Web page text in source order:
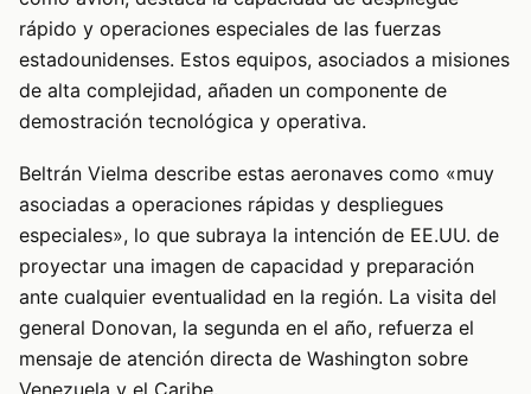
rápido y operaciones especiales de las fuerzas
estadounidenses. Estos equipos, asociados a misiones
de alta complejidad, añaden un componente de
demostración tecnológica y operativa.
Beltrán Vielma describe estas aeronaves como «muy
asociadas a operaciones rápidas y despliegues
especiales», lo que subraya la intención de EE.UU. de
proyectar una imagen de capacidad y preparación
ante cualquier eventualidad en la región. La visita del
general Donovan, la segunda en el año, refuerza el
mensaje de atención directa de Washington sobre